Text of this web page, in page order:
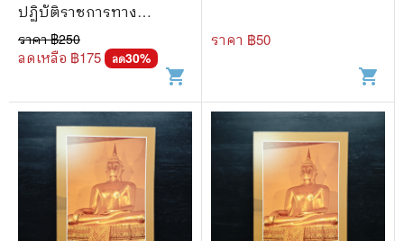
ปฏิบัติราชการทาง
ปกครอง
ราคา ฿250
ลดเหลือ ฿175 ลด30%
shopping_cart
ราคา ฿50
shopping_cart